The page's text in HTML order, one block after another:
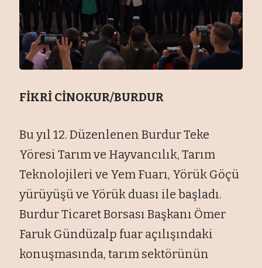
FİKRİ CİNOKUR/BURDUR
Bu yıl 12. Düzenlenen Burdur Teke
Yöresi Tarım ve Hayvancılık, Tarım
Teknolojileri ve Yem Fuarı, Yörük Göçü
yürüyüşü ve Yörük duası ile başladı.
Burdur Ticaret Borsası Başkanı Ömer
Faruk Gündüzalp fuar açılışındaki
konuşmasında, tarım sektörünün